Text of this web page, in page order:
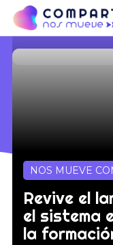
NOS MUEVE
Revive el
el sistema
la